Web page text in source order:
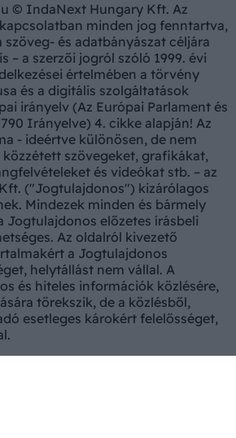
© IndaNext Hungary Kft. Az
minden jog fenntartva,
és adatbányászat céljára
– a szerzői jogról szóló 1999. évi
értelmében a törvény
és a digitális szolgáltatások
irányelv (Az Európai Parlament és
Irányelve) 4. cikke alapján! Az
- ideértve különösen, de nem
közzétett szövegeket, grafikákat,
és videókat stb. – az
("Jogtulajdonos") kizárólagos
Mindezek minden és bármely
Jogtulajdonos előzetes írásbeli
Az oldalról kivezető
a Jogtulajdonos
helytállást nem vállal. A
és hiteles információk közlésére,
törekszik, de a közlésből,
esetleges károkért felelősséget,